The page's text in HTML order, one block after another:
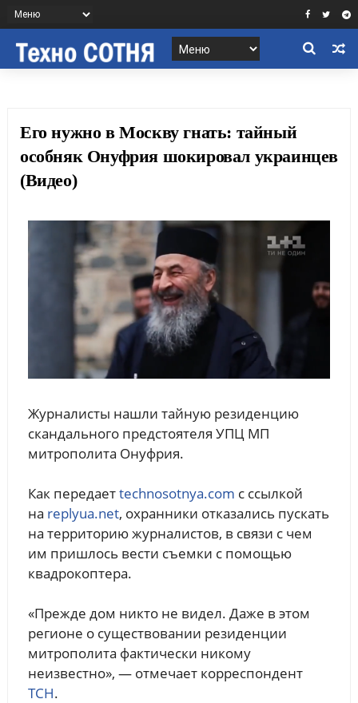
Его нужно в Москву гнать: тайный
особняк Онуфрия шокировал украинцев
(Видео)
Журналисты нашли тайную резиденцию
скандального предстоятеля УПЦ МП
митрополита Онуфрия.
Как передаетtechnosotnya.com с ссылкой
на replyua.net, охранники отказались пускать
на территорию журналистов, в связи с чем
им пришлось вести съемки с помощью
квадрокоптера.
«Прежде дом никто не видел. Даже в этом
регионе о существовании резиденции
митрополита фактически никому
неизвестно», — отмечает корреспондент
ТСН.